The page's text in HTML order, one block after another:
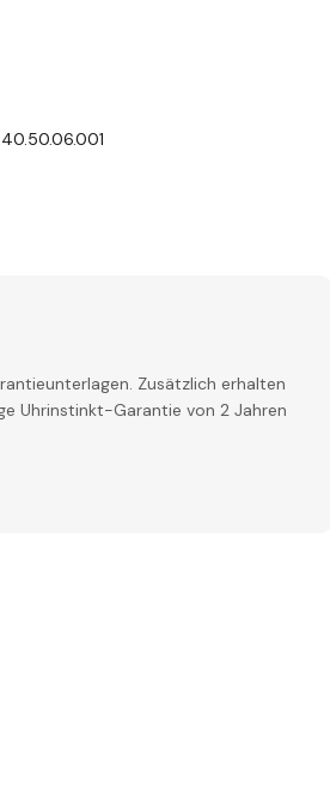
Zusätzlich erhalten
Uhrinstinkt-Garantie von 2 Jahren